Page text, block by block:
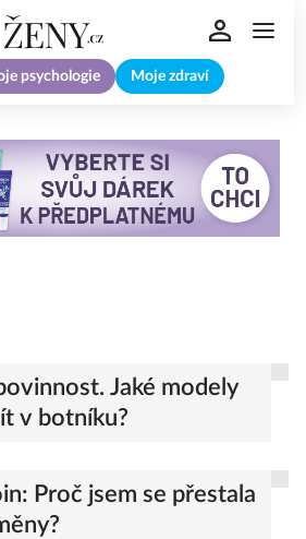
psychologie Moje zdraví
Jaké modely
v botníku?
Proč jsem se přestala